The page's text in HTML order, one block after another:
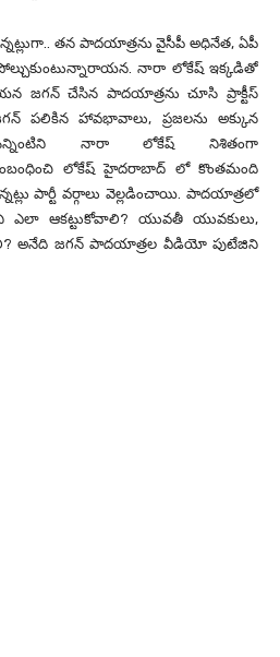
తన పాదయాత్రను వైసీపీ అధినేత, ఏపీ
నారా లోకేష్ ఇక్కడితో
జగన్ చేసిన పాదయాత్రను చూసి ప్రాక్టీస్
పలికిన హావభావాలు, ప్రజలను అక్కున
నారా లోకేష్ నిశితంగా
సంబంధించి లోకేష్ హైదరాబాద్ లో కొంతమంది
పార్టీ వర్గాలు వెల్లడించాయి. పాదయాత్రలో
ఆకట్టుకోవాలి? యువతీ యువకులు,
అనేది జగన్ పాదయాత్రల వీడియో పుటేజిని